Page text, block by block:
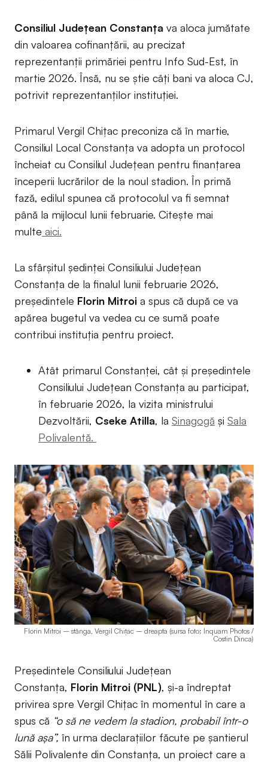
Consiliul Județean Constanța va aloca jumătate
din valoarea cofinanțării, au precizat
reprezentanții primăriei pentru Info Sud-Est, în
martie 2026. Însă, nu se știe câți bani va aloca CJ,
potrivit reprezentanților instituției.
Primarul Vergil Chițac preconiza că în martie,
Consiliul Local Constanța va adopta un protocol
încheiat cu Consiliul Județean pentru finanțarea
începerii lucrărilor de la noul stadion. În primă
fază, edilul spunea că protocolul va fi semnat
până la mijlocul lunii februarie. Citește mai
multe aici.
La sfârșitul ședinței Consiliului Județean
Constanța de la finalul lunii februarie 2026,
președintele Florin Mitroi a spus că după ce va
apărea bugetul va vedea cu ce sumă poate
contribui instituția pentru proiect.
Atât primarul Constanței, cât și președintele
Consiliului Județean Constanța au participat,
în februarie 2026, la vizita ministrului
Dezvoltării, Cseke Atilla, la Sinagogă și Sala
Polivalentă.
Florin Mitroi – stânga, Vergil Chițac – dreapta (sursa foto: Inquam Photos /
Costin Dinca)
Președintele Consiliului Județean
Constanța, Florin Mitroi (PNL), și-a îndreptat
privirea spre Vergil Chițac în momentul în care a
spus că “o să ne vedem la stadion, probabil într-o
lună așa”, în urma declarațiilor făcute pe șantierul
Sălii Polivalente din Constanța, un proiect care a